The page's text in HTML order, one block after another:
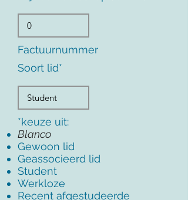
Factuurnummer
Soort lid*
*keuze uit:
Blanco
Gewoon lid
Geassocieerd lid
Student
Werkloze
Recent afgestudeerde